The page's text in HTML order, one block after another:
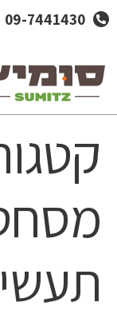
09-7441430